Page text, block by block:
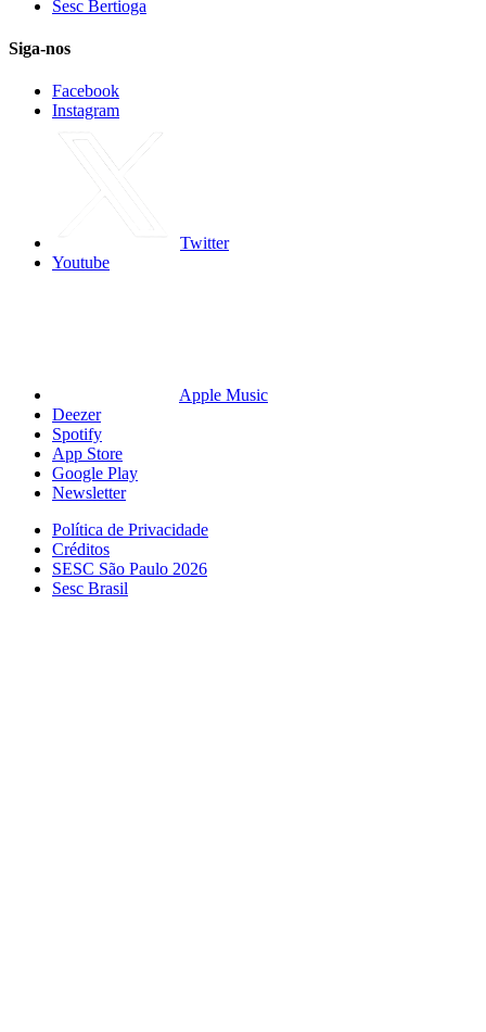
Sesc Bertioga
Siga-nos
Facebook
Instagram
Twitter
Youtube
Apple Music
Deezer
Spotify
App Store
Google Play
Newsletter
Política de Privacidade
Créditos
SESC São Paulo 2026
Sesc Brasil